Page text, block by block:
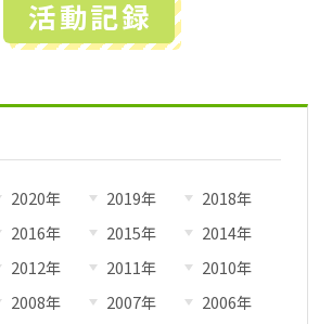
活動記録
2020年 2019年
2018年
2016年 2015年
2014年
2012年 2011年
2010年
2008年 2007年
2006年